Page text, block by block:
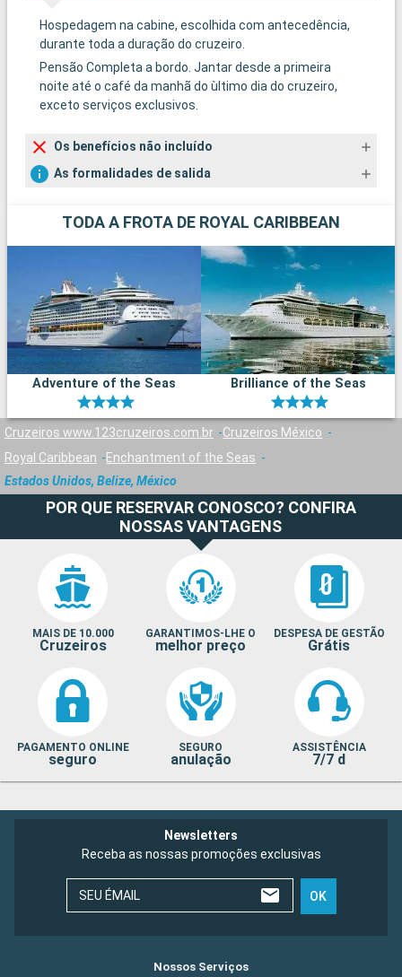
Hospedagem na cabine, escolhida com antecedência,
durante toda a duração do cruzeiro.
Pensão Completa a bordo. Jantar desde a primeira
noite até o café da manhã do ùltimo dia do cruzeiro,
exceto serviços exclusivos.
Os benefícios não incluído
As formalidades de salida
TODA A FROTA DE ROYAL CARIBBEAN
Adventure of the Seas Brilliance of the Seas
Cruzeiros www.123cruzeiros.com.br
Cruzeiros México
Royal Caribbean
Enchantment of the Seas
Estados Unidos, Belize, México
POR QUE RESERVAR CONOSCO? CONFIRA
NOSSAS VANTAGENS
MAIS DE 10.000
Cruzeiros
GARANTIMOS-LHE O
melhor preço
DESPESA DE GESTÃO
Grátis
PAGAMENTO ONLINE
seguro
SEGURO
anulação
ASSISTÊNCIA
7/7 d
Newsletters
Receba as nossas promoções exclusivas
SEU ÉMAIL OK
Nossos Serviços